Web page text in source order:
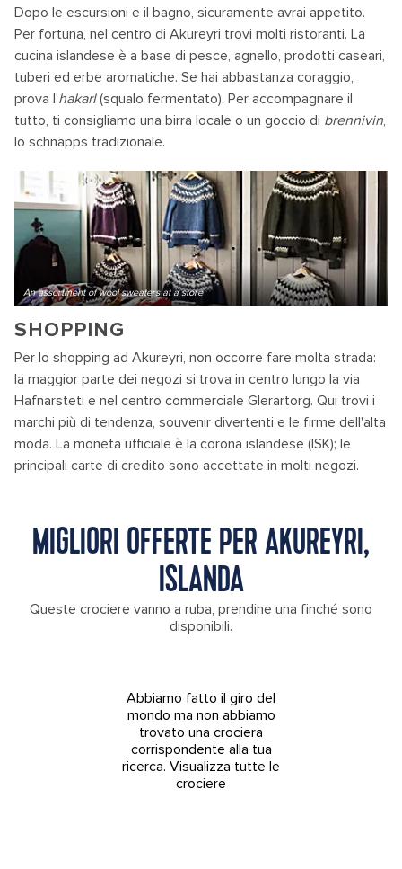
Dopo le escursioni e il bagno, sicuramente avrai appetito.
Per fortuna, nel centro di Akureyri trovi molti ristoranti. La
cucina islandese è a base di pesce, agnello, prodotti caseari,
tuberi ed erbe aromatiche. Se hai abbastanza coraggio,
prova l'hakarl(squalo fermentato). Per accompagnare il
tutto, ti consigliamo una birra locale o un goccio di brennivin,
lo schnapps tradizionale.
An assortment of wool sweaters at a store
SHOPPING
Per lo shopping ad Akureyri, non occorre fare molta strada:
la maggior parte dei negozi si trova in centro lungo la via
Hafnarsteti e nel centro commerciale Glerartorg. Qui trovi i
marchi più di tendenza, souvenir divertenti e le firme dell'alta
moda. La moneta ufficiale è la corona islandese (ISK); le
principali carte di credito sono accettate in molti negozi.
MIGLIORI OFFERTE PER AKUREYRI,
ISLANDA
Queste crociere vanno a ruba, prendine una finché sono
disponibili.
Abbiamo fatto il giro del
mondo ma non abbiamo
trovato una crociera
corrispondente alla tua
ricerca. Visualizza tutte le
crociere